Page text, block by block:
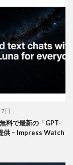
日
料で最新の「GPT-
供 – Impress Watch